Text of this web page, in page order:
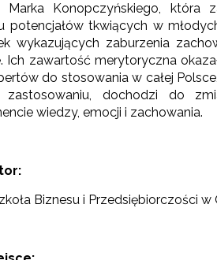
Marka Konopczyńskiego, która
potencjałów tkwiących w
wykazujących zaburzenia
Ich zawartość merytoryczna
do stosowania w całej
zastosowaniu, dochodzi do
wiedzy, emocji i zachowania.
Biznesu i Przedsiębiorczości